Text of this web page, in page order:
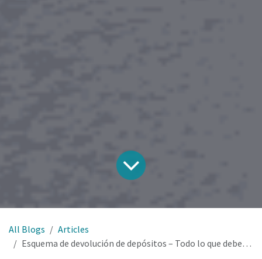
All Blogs
Articles
Esquema de devolución de depósitos – Todo lo que debes saber